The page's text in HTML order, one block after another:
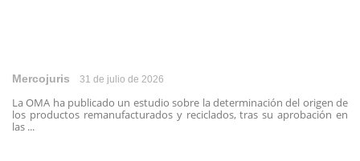
Mercojuris 31 de julio de 2026
La OMA ha publicado un estudio sobre la determinación del origen de
los productos remanufacturados y reciclados, tras su aprobación en
las ...